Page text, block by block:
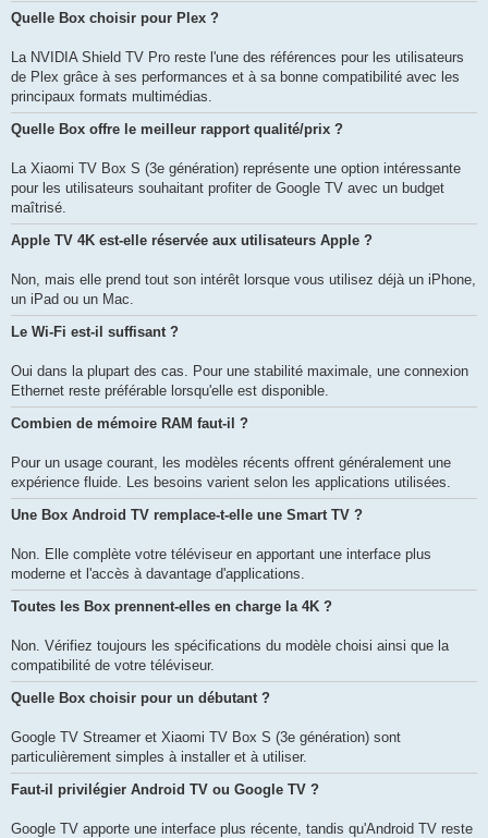
Quelle Box choisir pour Plex ?
La NVIDIA Shield TV Pro reste l'une des références pour les utilisateurs
de Plex grâce à ses performances et à sa bonne compatibilité avec les
principaux formats multimédias.
Quelle Box offre le meilleur rapport qualité/prix ?
La Xiaomi TV Box S (3e génération) représente une option intéressante
pour les utilisateurs souhaitant profiter de Google TV avec un budget
maîtrisé.
Apple TV 4K est-elle réservée aux utilisateurs Apple ?
Non, mais elle prend tout son intérêt lorsque vous utilisez déjà un iPhone,
un iPad ou un Mac.
Le Wi-Fi est-il suffisant ?
Oui dans la plupart des cas. Pour une stabilité maximale, une connexion
Ethernet reste préférable lorsqu'elle est disponible.
Combien de mémoire RAM faut-il ?
Pour un usage courant, les modèles récents offrent généralement une
expérience fluide. Les besoins varient selon les applications utilisées.
Une Box Android TV remplace-t-elle une Smart TV ?
Non. Elle complète votre téléviseur en apportant une interface plus
moderne et l'accès à davantage d'applications.
Toutes les Box prennent-elles en charge la 4K ?
Non. Vérifiez toujours les spécifications du modèle choisi ainsi que la
compatibilité de votre téléviseur.
Quelle Box choisir pour un débutant ?
Google TV Streamer et Xiaomi TV Box S (3e génération) sont
particulièrement simples à installer et à utiliser.
Faut-il privilégier Android TV ou Google TV ?
Google TV apporte une interface plus récente, tandis qu'Android TV reste